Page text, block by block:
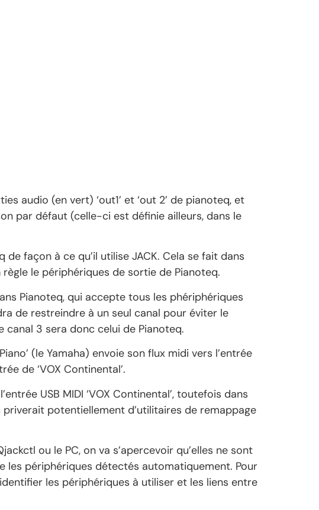
audio (en vert) ‘out1’ et ‘out 2’ de pianoteq, et
par défaut (celle-ci est définie ailleurs, dans le
façon à ce qu’il utilise JACK. Cela se fait dans
le périphériques de sortie de Pianoteq.
Pianoteq, qui accepte tous les phériphériques
de restreindre à un seul canal pour éviter le
canal 3 sera donc celui de Pianoteq.
(le Yamaha) envoie son flux midi vers l’entrée
de ‘VOX Continental’.
USB MIDI ‘VOX Continental’, toutefois dans
potentiellement d’utilitaires de remappage
ou le PC, on va s’apercevoir qu’elles ne sont
les périphériques détectés automatiquement. Pour
les périphériques à utiliser et les liens entre